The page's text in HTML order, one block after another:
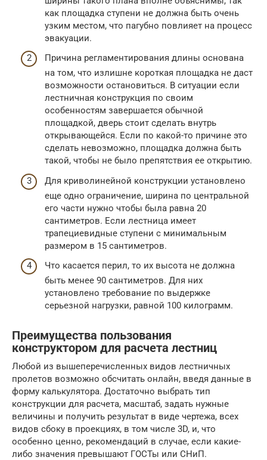
как площадка ступени не должна быть очень
узким местом, что пагубно повлияет на процесс
эвакуации.
Причина регламентирования длины основана
на том, что излишне короткая площадка не даст
возможности остановиться. В ситуации если
лестничная конструкция по своим
особенностям завершается обычной
площадкой, дверь стоит сделать внутрь
открывающейся. Если по какой-то причине это
сделать невозможно, площадка должна быть
такой, чтобы не было препятствия ее открытию.
Для криволинейной конструкции установлено
еще одно ограничение, ширина по центральной
его части нужно чтобы была равна 20
сантиметров. Если лестница имеет
трапециевидные ступени с минимальным
размером в 15 сантиметров.
Что касается перил, то их высота не должна
быть менее 90 сантиметров. Для них
установлено требование по выдержке
серьезной нагрузки, равной 100 килограмм.
Преимущества пользования
конструктором для расчета лестниц
Любой из вышеперечисленных видов лестничных
пролетов возможно обсчитать онлайн, введя данные в
форму калькулятора. Достаточно выбрать тип
конструкции для расчета, масштаб, задать нужные
величины и получить результат в виде чертежа, всех
видов сбоку в проекциях, в том числе 3D, и, что
особенно ценно, рекомендаций в случае, если какие-
либо значения превышают ГОСТы или СНиП.